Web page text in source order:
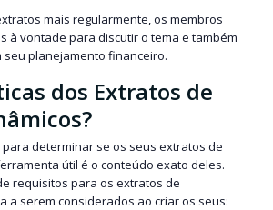
mais regularmente, os membros
à vontade para discutir o tema e também
seu planejamento financeiro.
dos Extratos de
determinar se os seus extratos de
útil é o conteúdo exato deles.
requisitos para os extratos de
a serem considerados ao criar os seus: